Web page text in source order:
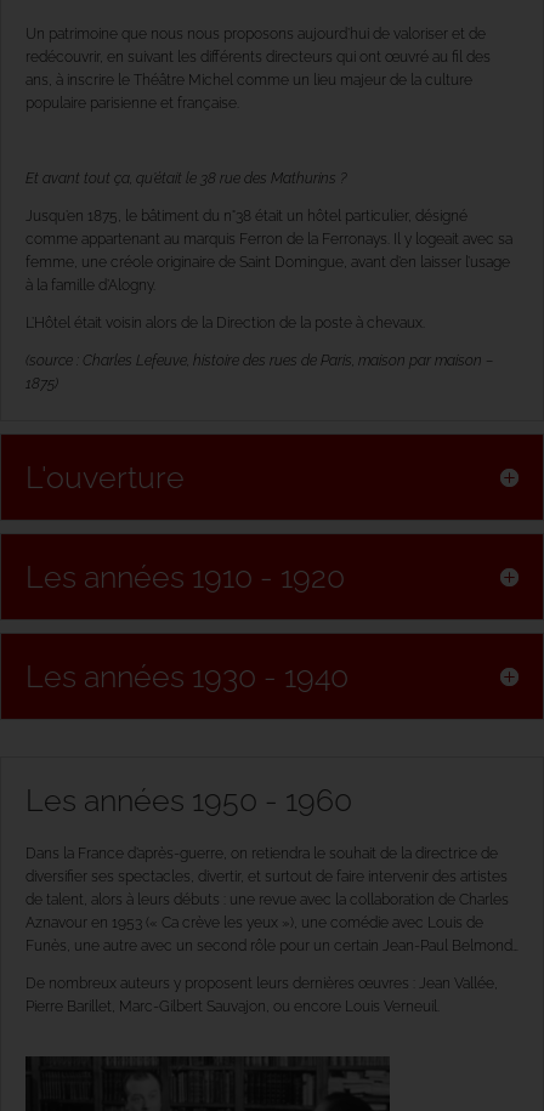
Un patrimoine que nous nous proposons aujourd’hui de valoriser et de
redécouvrir, en suivant les différents directeurs qui ont œuvré au fil des
ans, à inscrire le Théâtre Michel comme un lieu majeur de la culture
populaire parisienne et française.
Et avant tout ça, qu’était le 38 rue des Mathurins ?
Jusqu’en 1875, le bâtiment du n°38 était un hôtel particulier, désigné
comme appartenant au marquis Ferron de la Ferronays. Il y logeait avec sa
femme, une créole originaire de Saint Domingue, avant d’en laisser l’usage
à la famille d’Alogny.
L’Hôtel était voisin alors de la Direction de la poste à chevaux.
(source : Charles Lefeuve, histoire des rues de Paris, maison par maison –
1875)
L'ouverture
Les années 1910 - 1920
Les années 1930 - 1940
Les années 1950 - 1960
Dans la France d’après-guerre, on retiendra le souhait de la directrice de
diversifier ses spectacles, divertir, et surtout de faire intervenir des artistes
de talent, alors à leurs débuts : une revue avec la collaboration de Charles
Aznavour en 1953 (« Ca crève les yeux »), une comédie avec Louis de
Funès, une autre avec un second rôle pour un certain Jean-Paul Belmond…
De nombreux auteurs y proposent leurs dernières œuvres : Jean Vallée,
Pierre Barillet, Marc-Gilbert Sauvajon, ou encore Louis Verneuil.